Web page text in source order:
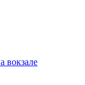
вокзале